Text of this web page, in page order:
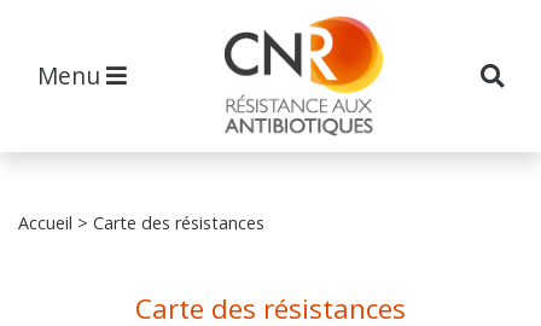
Menu
Accueil > Carte des résistances
Carte des résistances